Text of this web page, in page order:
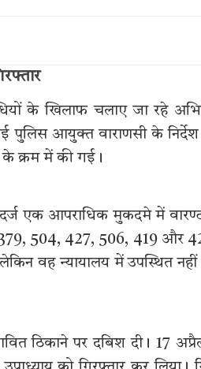
के खिलाफ चलाए जा रहे
पुलिस आयुक्त वाराणसी के निर्देश
के क्रम में की गई।
दर्ज एक आपराधिक मुकदमे में
379, 504, 427, 506, 419 और
वह न्यायालय में उपस्थित
ठिकाने पर दबिश दी। 17